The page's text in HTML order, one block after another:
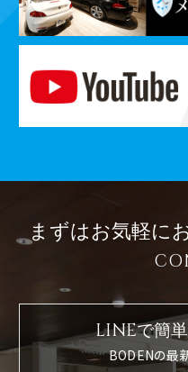
まずはお気軽に
LINEで簡
BODENの最